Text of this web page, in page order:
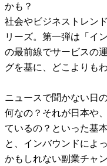
かも？
社会やビジネストレン
リーズ。第一弾は「イ
の最前線でサービスの
グを基に、どこよりも
ニュースで聞かない日
何なの？それが日本や
ているの？といった基
と、インバウンドによ
かもしれない副業チャ